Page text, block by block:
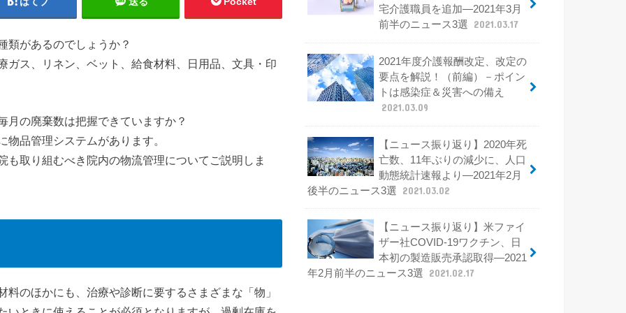
類があるのでしょうか？
ガス、リネン、ベット、給食材料、日用品、文具・印
月の廃棄数は把握できていますか？
品管理システムがあります。
取り組むべき院内の物流管理についてご説明しま
のほかにも、治療や診断に要するさまざまな「物」
宅介護職員を追加―2021年3月
前半のニュース3選
2021.03.17
2021年度介護報酬改定、改定の
要点を解説！（前編）－ポイン
トは感染症＆災害への備え
2021.03.09
【ニュース振り返り】2020年死
亡数、11年ぶりの減少に、人口
動態統計速報より―2021年2月
後半のニュース3選
2021.03.02
【ニュース振り返り】米ファイ
ザー社COVID-19ワクチン、日
本初の製造販売承認取得―2021
年2月前半のニュース3選
2021.02.17